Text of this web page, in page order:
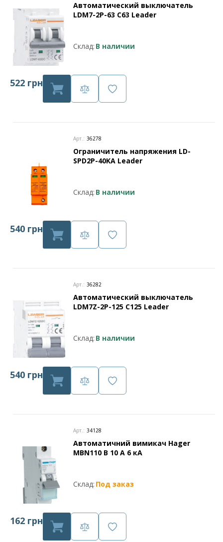
Автоматический выключатель
LDM7-2P-63 C63 Leader
Склад: В наличии
522 грн
Арт.: 36278
Ограничитель напряжения LD-
SPD2P-40KA Leader
Склад: В наличии
540 грн
Арт.: 36282
Автоматический выключатель
LDM7Z-2P-125 C125 Leader
Склад: В наличии
540 грн
Арт.: 34128
Автоматичний вимикач Hager
MBN110 В 10 А 6 кА
Склад: Под заказ
162 грн